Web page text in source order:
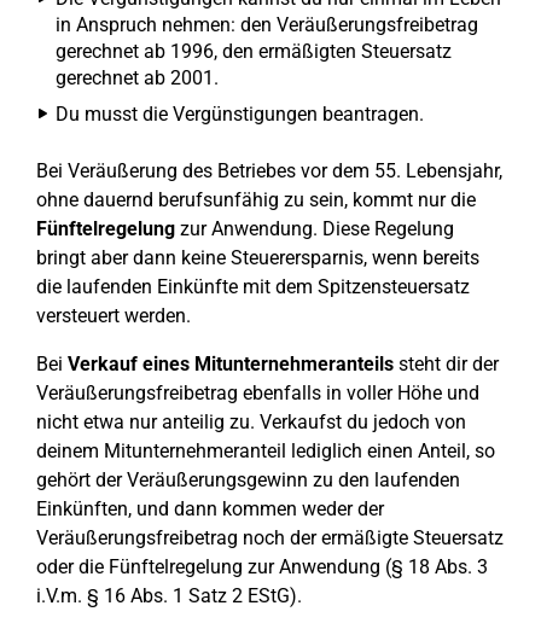
in Anspruch nehmen: den Veräußerungsfreibetrag
gerechnet ab 1996, den ermäßigten Steuersatz
gerechnet ab 2001.
Du musst die Vergünstigungen beantragen.
Bei Veräußerung des Betriebes vor dem 55. Lebensjahr,
ohne dauernd berufsunfähig zu sein, kommt nur die
Fünftelregelung zur Anwendung. Diese Regelung
bringt aber dann keine Steuerersparnis, wenn bereits
die laufenden Einkünfte mit dem Spitzensteuersatz
versteuert werden.
Bei Verkauf eines Mitunternehmeranteils steht dir der
Veräußerungsfreibetrag ebenfalls in voller Höhe und
nicht etwa nur anteilig zu. Verkaufst du jedoch von
deinem Mitunternehmeranteil lediglich einen Anteil, so
gehört der Veräußerungsgewinn zu den laufenden
Einkünften, und dann kommen weder der
Veräußerungsfreibetrag noch der ermäßigte Steuersatz
oder die Fünftelregelung zur Anwendung (§ 18 Abs. 3
i.V.m. § 16 Abs. 1 Satz 2 EStG).